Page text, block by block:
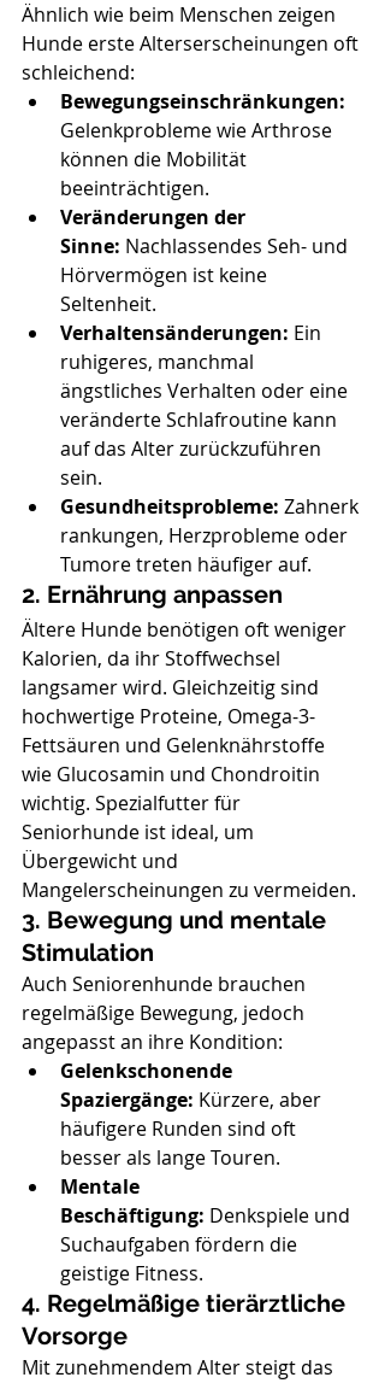
Ähnlich wie beim Menschen zeigen
Hunde erste Alterserscheinungen oft
schleichend:
Bewegungseinschränkungen:
Gelenkprobleme wie Arthrose
können die Mobilität
beeinträchtigen.
Veränderungen der
Sinne: Nachlassendes Seh- und
Hörvermögen ist keine
Seltenheit.
Verhaltensänderungen: Ein
ruhigeres, manchmal
ängstliches Verhalten oder eine
veränderte Schlafroutine kann
auf das Alter zurückzuführen
sein.
Gesundheitsprobleme: Zahnerk
rankungen, Herzprobleme oder
Tumore treten häufiger auf.
2. Ernährung anpassen
Ältere Hunde benötigen oft weniger
Kalorien, da ihr Stoffwechsel
langsamer wird. Gleichzeitig sind
hochwertige Proteine, Omega-3-
Fettsäuren und Gelenknährstoffe
wie Glucosamin und Chondroitin
wichtig. Spezialfutter für
Seniorhunde ist ideal, um
Übergewicht und
Mangelerscheinungen zu vermeiden.
3. Bewegung und mentale
Stimulation
Auch Seniorenhunde brauchen
regelmäßige Bewegung, jedoch
angepasst an ihre Kondition:
Gelenkschonende
Spaziergänge: Kürzere, aber
häufigere Runden sind oft
besser als lange Touren.
Mentale
Beschäftigung: Denkspiele und
Suchaufgaben fördern die
geistige Fitness.
4. Regelmäßige tierärztliche
Vorsorge
Mit zunehmendem Alter steigt das